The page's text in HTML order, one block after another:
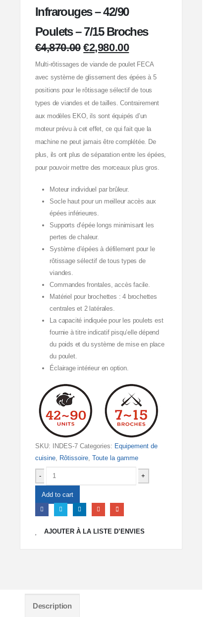
Infrarouges – 42/90
Poulets – 7/15 Broches
€4,870.00 €2,980.00
Multi-rôtissages de viande de poulet FECA
avec système de glissement des épées à 5
positions pour le rôtissage sélectif de tous
types de viandes et de tailles. Contrairement
aux modèles EKO, ils sont équipés d’un
moteur prévu à cet effet, ce qui fait que la
machine ne peut jamais être complétée. De
plus, ils ont plus de séparation entre les épées,
pour pouvoir mettre des morceaux plus gros.
Moteur individuel par brûleur.
Socle haut pour un meilleur accès aux
épées inférieures.
Supports d’épée longs minimisant les
pertes de chaleur.
Système d’épées à défilement pour le
rôtissage sélectif de tous types de
viandes.
Commandes frontales, accès facile.
Matériel pour brochettes : 4 brochettes
centrales et 2 latérales.
La capacité indiquée pour les poulets est
fournie à titre indicatif pisqu’elle dépend
du poids et du système de mise en place
du poulet.
Éclairage intérieur en option.
SKU: INDES-7 Categories: Equipement de
cuisine, Rôtissoire, Toute la gamme
- +
Add to cart
AJOUTER À LA LISTE D’ENVIES
Description